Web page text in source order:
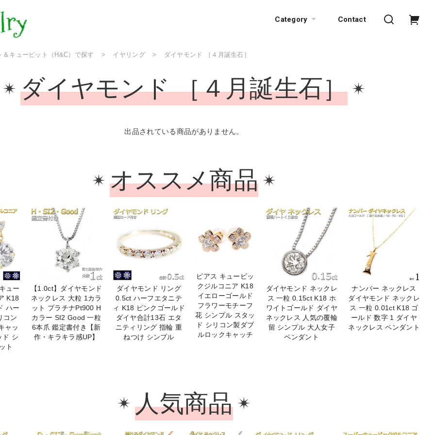
Category Contact
＆キューピット（H&C）で探す イヤリング ダイヤモンド ［４月誕生石］
ダイヤモンド ［４月誕生石］
出品されている商品がありません。
オススメ商品
ュー
K18
ハー
コン
ャッ
ド シ
ト
【1.0ct】ダイヤモンド
ネックレス 大粒 1カラ
ット プラチナPt900 H
カラー SI2 Good 一粒
6本爪 鑑定書付き【新
作・キラキラ感UP】
ダイヤモンド リング
0.5ct ハーフエタニテ
ィ K18 ピンクゴールド
ダイヤ合計13石 エタ
ニティリング 指輪 重
ねつけ シンプル
ピアス キュービッ
クジルコニア K18
イエローゴールド
フラワーモチーフ
花 シンプル スタッ
ド シリコン製ダブ
ルロックキャッチ
ダイヤモンド ネックレ
ス 一粒 0.15ct K18 ホ
ワイトゴールド ダイヤ
ネックレス 人気の覆輪
留 シンプル 大人女子
ペンダント
ナンバー ネックレス
ダイヤモンド ネックレ
ス 一粒 0.01ct K18 ゴ
ールド 数字 1 ダイヤ
ネックレス ペンダント
人気商品